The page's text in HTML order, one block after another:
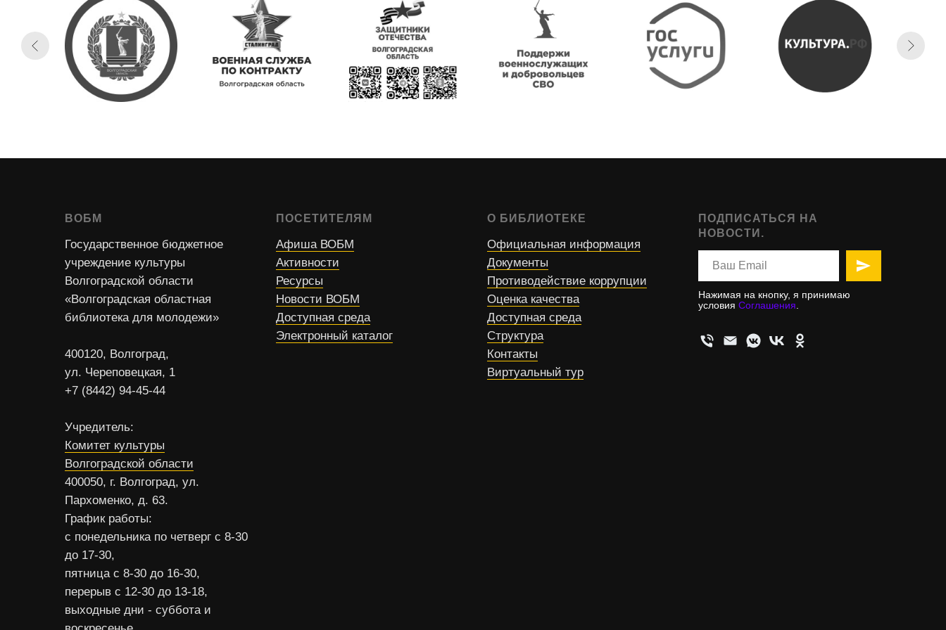
ВОБМ
Государственное бюджетное
учреждение культуры
Волгоградской области
«Волгоградская областная
библиотека для молодежи»
400120, Волгоград,
ул. Череповецкая, 1
+7 (8442) 94-45-44
Учредитель:
Комитет культуры
Волгоградской области
400050, г. Волгоград, ул.
Пархоменко, д. 63.
График работы:
с понедельника по четверг с 8-30
до 17-30,
пятница с 8-30 до 16-30,
перерыв с 12-30 до 13-18,
выходные дни - суббота и
ПОСЕТИТЕЛЯМ
Афиша ВОБМ
Активности
Ресурсы
Новости ВОБМ
Доступная среда
Электронный каталог
О БИБЛИОТЕКЕ
Официальная информация
Документы
Противодействие коррупции
Оценка качества
Доступная среда
Структура
Контакты
Виртуальный тур
ПОДПИСАТЬСЯ НА
НОВОСТИ.
Нажимая на кнопку, я принимаю
условия Соглашения